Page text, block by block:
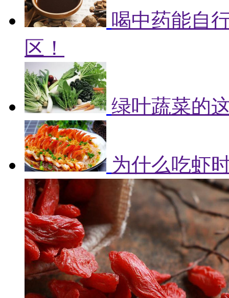
喝中药能自
区！
绿叶蔬菜的
为什么吃虾